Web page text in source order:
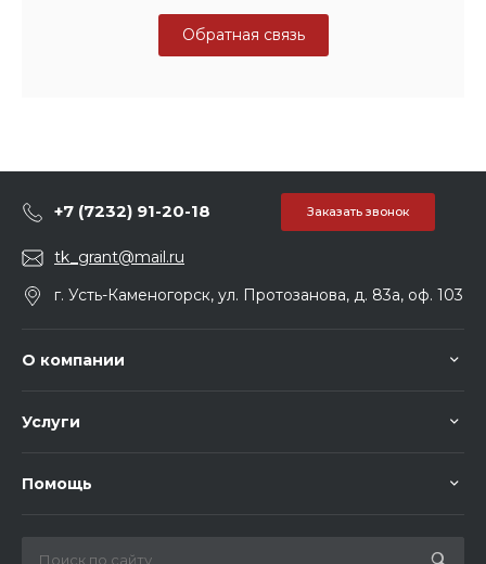
Обратная связь
+7 (7232) 91-20-18 Заказать звонок
tk_grant@mail.ru
г. Усть-Каменогорск, ул. Протозанова, д. 83а, оф. 103
О компании
Услуги
Помощь